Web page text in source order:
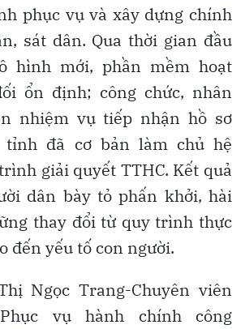
phục vụ và xây dựng chính
sát dân. Qua thời gian đầu
hình mới, phần mềm hoạt
ổn định; công chức, nhân
nhiệm vụ tiếp nhận hồ sơ
đã cơ bản làm chủ hệ
giải quyết TTHC. Kết quả
dân bày tỏ phấn khởi, hài
thay đổi từ quy trình thực
đến yếu tố con người.
Ngọc Trang-Chuyên viên
vụ hành chính công